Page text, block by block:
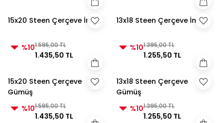
15x20 Steen Çerçeve İnci
%101.595,00 TL
1.435,50 TL
13x18 Steen Çerçeve İnci
%101.395,00 TL
1.255,50 TL
15x20 Steen Çerçeve
Gümüş
%101.595,00 TL
1.435,50 TL
13x18 Steen Çerçeve
Gümüş
%101.395,00 TL
1.255,50 TL